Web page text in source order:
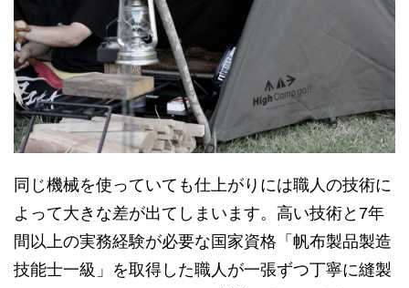
同じ機械を使っていても仕上がりには職人の技術に
よって大きな差が出てしまいます。高い技術と7年
間以上の実務経験が必要な国家資格「帆布製品製造
技能士一級」を取得した職人が一張ずつ丁寧に縫製